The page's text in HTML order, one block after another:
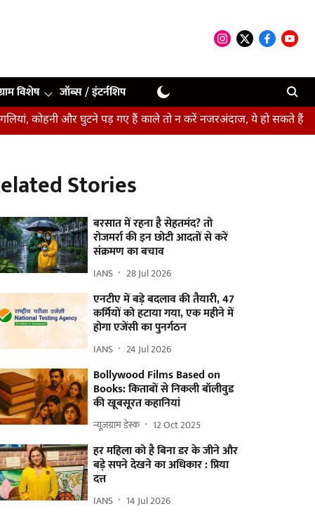
विशेष जॉब्स / इंटर्नशिप
और घुटने पड़ गए हैं काले तो न करें नजरअंदाज, ये हो सकते हैं संकेत
Stories
बरसात में रहना है सेहतमंद? तो
रोजमर्रा की इन छोटी आदतों से करें
संक्रमण का बचाव
IANS 28 Jul 2026
एनटीए में बड़े बदलाव की तैयारी, 47
कर्मियों को हटाया गया, एक महीने में
होगा एजेंसी का पुनर्गठन
IANS 24 Jul 2026
Bollywood Films Based on
Books: किताबों से निकली बॉलीवुड
की खूबसूरत कहानियां
न्यूज़ग्राम डेस्क 12 Oct 2025
हर महिला को है बिना डर के जीने और
बड़े सपने देखने का अधिकार : प्रिया
दत्त
IANS 14 Jul 2026